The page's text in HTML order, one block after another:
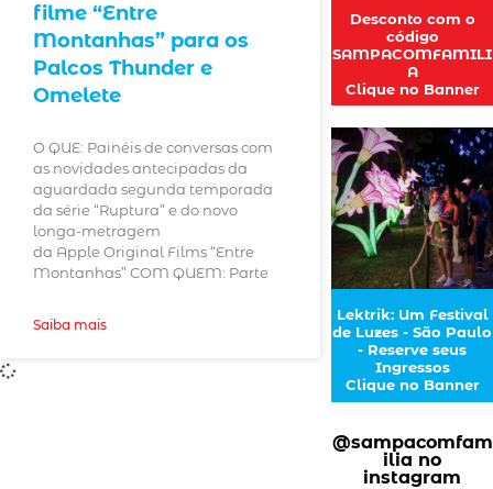
filme “Entre
Montanhas” para os
Palcos Thunder e
Omelete
O QUE: Painéis de conversas com
as novidades antecipadas da
aguardada segunda temporada
da série “Ruptura” e do novo
longa-metragem
da Apple Original Films “Entre
Montanhas” COM QUEM: Parte
Saiba mais
Desconto com o
código
SAMPACOMFAMILI
A
Clique no Banner
Lektrik: Um Festival
de Luzes - São Paulo
- Reserve seus
Ingressos
Clique no Banner
@sampacomfam
ilia no
instagram